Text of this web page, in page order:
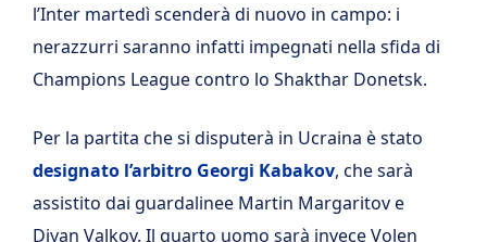
l’Inter martedì scenderà di nuovo in campo: i
nerazzurri saranno infatti impegnati nella sfida di
Champions League contro lo Shakthar Donetsk.
Per la partita che si disputerà in Ucraina è stato
designato l’arbitro Georgi Kabakov, che sarà
assistito dai guardalinee Martin Margaritov e
Diyan Valkov. Il quarto uomo sarà invece Volen